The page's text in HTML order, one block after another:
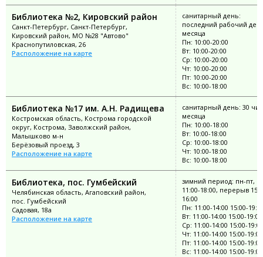
Библиотека №2, Кировский район
Санкт-Петербург, Санкт-Петербург,
Кировский район, МО №28 "Автово"
Краснопутиловская, 26
Расположение на карте
санитарный день:
последний рабочий
месяца
Пн: 10:00-20:00
Вт: 10:00-20:00
Ср: 10:00-20:00
Чт: 10:00-20:00
Пт: 10:00-20:00
Вс: 10:00-18:00
Библиотека №17 им. А.Н. Радищева
Костромская область, Кострома городской
округ, Кострома, Заволжский район,
Малышково м-н
Берёзовый проезд, 3
Расположение на карте
санитарный день: 30
месяца
Пн: 10:00-18:00
Вт: 10:00-18:00
Ср: 10:00-18:00
Чт: 10:00-18:00
Вс: 10:00-18:00
Библиотека, пос. Гумбейский
Челябинская область, Агаповский район,
пос. Гумбейский
Садовая, 18а
Расположение на карте
зимний период: пн-пт, вс
11:00-18:00, перерыв
16:00
Пн: 11:00-14:00 15:00-
Вт: 11:00-14:00 15:00-19:00
Ср: 11:00-14:00 15:00-19:00
Чт: 11:00-14:00 15:00-19:00
Пт: 11:00-14:00 15:00-19:00
Вс: 11:00-14:00 15:00-19:00